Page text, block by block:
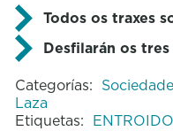
Todos os traxes
Desfilarán os
Categorías: Sociedade
Laza
Etiquetas: ENTROIDO